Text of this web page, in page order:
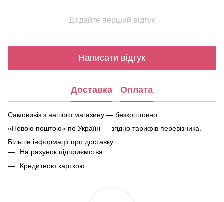
Додайте перший відгук
Написати відгук
Доставка Оплата
Самовивіз з нашого магазину — безкоштовно.
«Новою поштою» по Україні — згідно тарифів перевізника.
Більше інформації про доставку
На рахунок підприємства
Кредитною карткою